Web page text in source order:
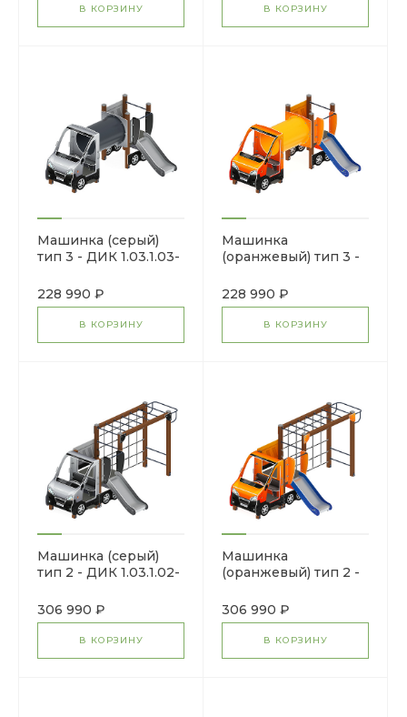
В КОРЗИНУ В КОРЗИНУ
Машинка (серый)
тип 3 - ДИК 1.03.1.03-
комплекс H=750
228 990 ₽
В КОРЗИНУ
Машинка
(оранжевый) тип 3 -
Игровой комплекс
H=750
228 990 ₽
В КОРЗИНУ
Машинка (серый)
тип 2 - ДИК 1.03.1.02-
комплекс H=750
306 990 ₽
В КОРЗИНУ
Машинка
(оранжевый) тип 2 -
Игровой комплекс
H=750
306 990 ₽
В КОРЗИНУ